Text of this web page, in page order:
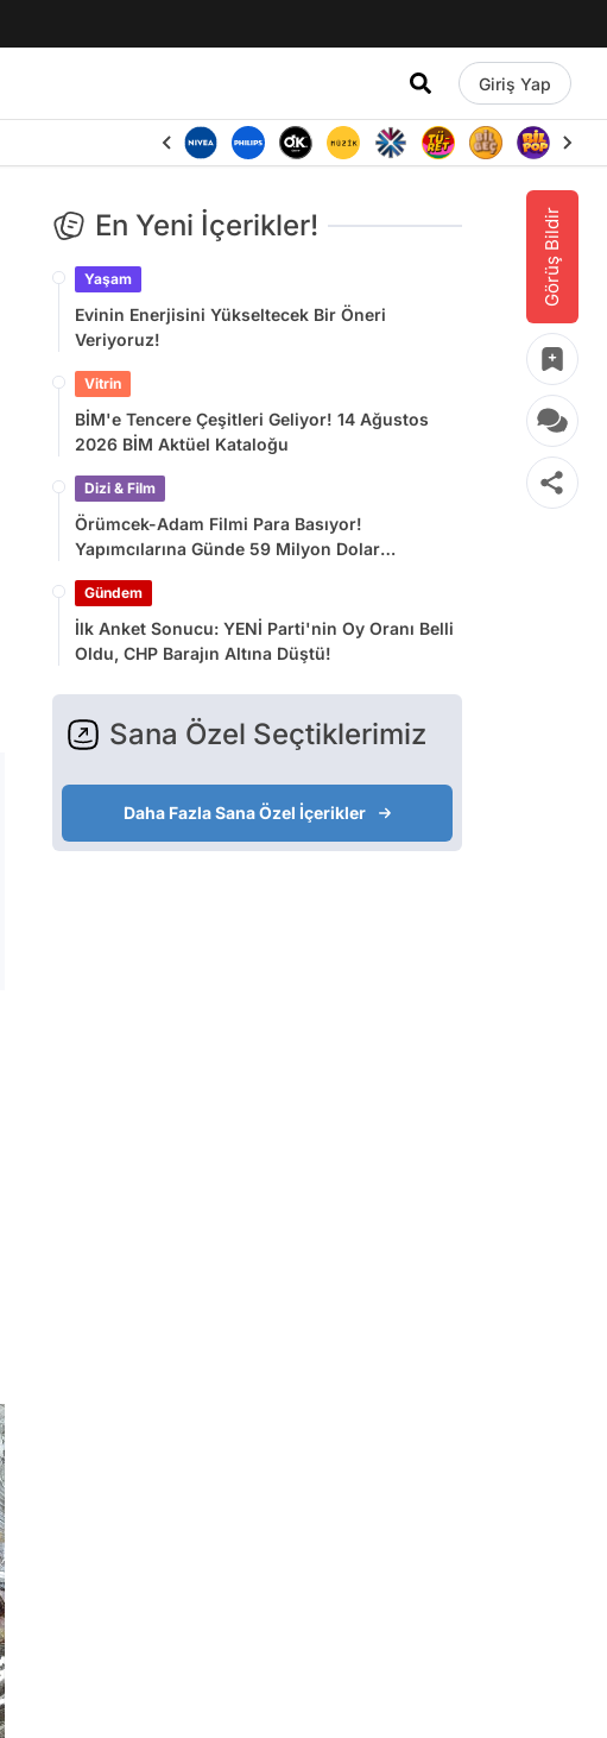
Giriş Yap
Görüş Bildir
En Yeni İçerikler!
Yaşam
Evinin Enerjisini Yükseltecek Bir Öneri
Veriyoruz!
Vitrin
BİM'e Tencere Çeşitleri Geliyor! 14 Ağustos
2026 BİM Aktüel Kataloğu
Dizi & Film
Örümcek-Adam Filmi Para Basıyor!
Yapımcılarına Günde 59 Milyon Dolar
Gündem
İlk Anket Sonucu: YENİ Parti'nin Oy Oranı Belli
Oldu, CHP Barajın Altına Düştü!
Sana Özel Seçtiklerimiz
Daha Fazla Sana Özel İçerikler